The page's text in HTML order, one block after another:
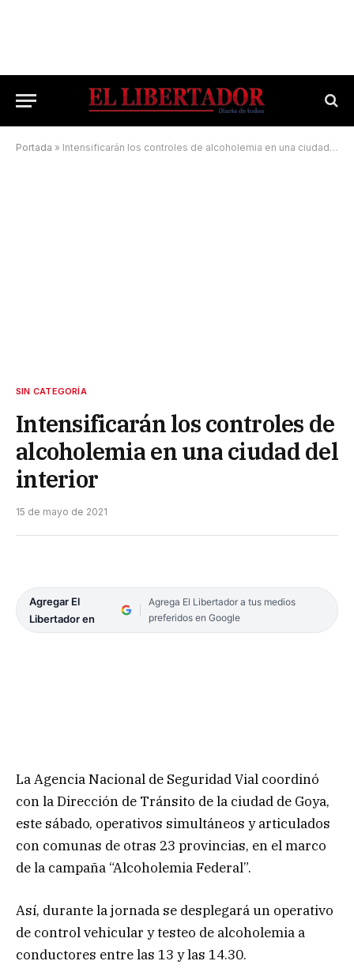
Portada » Intensificarán los controles de alcoholemia en una ciudad del interior
SIN CATEGORÍA
Intensificarán los controles de
alcoholemia en una ciudad del
interior
15 de mayo de 2021
Agregar El
Libertador en
Agrega El Libertador a tus medios
preferidos en Google
La Agencia Nacional de Seguridad Vial coordinó
con la Dirección de Tránsito de la ciudad de Goya,
este sábado, operativos simultáneos y articulados
con comunas de otras 23 provincias, en el marco
de la campaña “Alcoholemia Federal”.
Así, durante la jornada se desplegará un operativo
de control vehicular y testeo de alcoholemia a
conductores entre las 13 y las 14.30.